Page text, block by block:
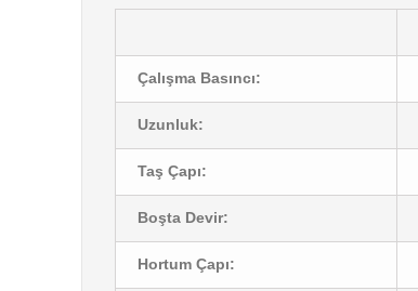
Çalışma Basıncı:
Uzunluk:
Taş Çapı:
Boşta Devir:
Hortum Çapı: